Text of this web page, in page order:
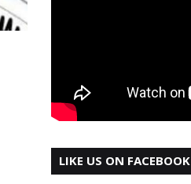
LIKE US ON FACEBOOK